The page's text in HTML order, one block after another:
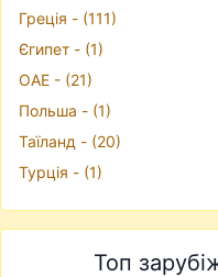
Грецiя - (111)
Єгипет - (1)
ОАЕ - (21)
Польша - (1)
Таїланд - (20)
Турцiя - (1)
Топ